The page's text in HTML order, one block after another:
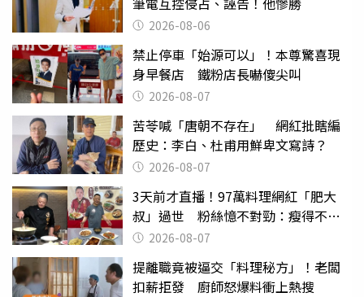
2026-08-06
禁止停車「始源可以」！本尊驚喜現
身早餐店 鐵粉店長嚇傻尖叫
2026-08-07
苦苓喊「唐朝不存在」 網紅批瞎編
歷史：李白、杜甫用鮮卑文寫詩？
2026-08-07
3天前才直播！97萬料理網紅「肥大
叔」過世 粉絲憶不對勁：瘦得不合
理 2026-08-07
提離職竟被逼交「料理秘方」！老闆
扣薪拒發 廚師怒爆料衝上熱搜